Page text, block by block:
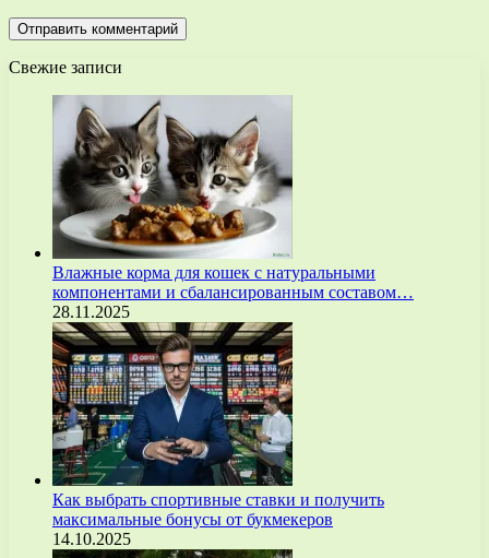
Свежие записи
Влажные корма для кошек с натуральными
компонентами и сбалансированным составом…
28.11.2025
Как выбрать спортивные ставки и получить
максимальные бонусы от букмекеров
14.10.2025